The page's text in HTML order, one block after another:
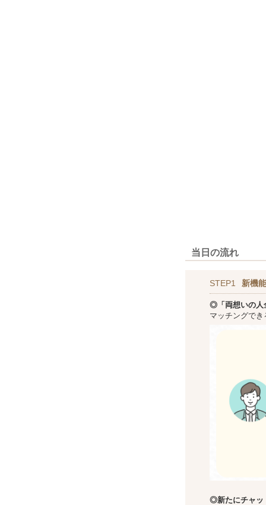
当日の流れ
STEP1 新機
◎「両想いの人
マッチングで
◎新たにチャッ